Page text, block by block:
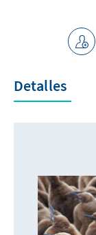
Detalles